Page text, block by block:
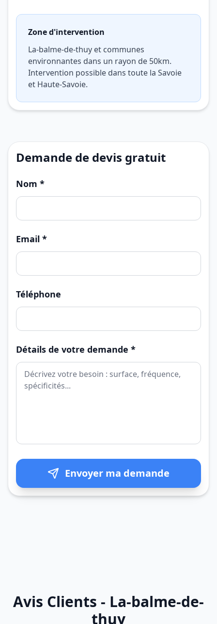
Zone d'intervention
La-balme-de-thuy et communes
environnantes dans un rayon de 50km.
Intervention possible dans toute la Savoie
et Haute-Savoie.
Demande de devis gratuit
Nom *
Email *
Téléphone
Détails de votre demande *
Envoyer ma demande
Avis Clients - La-balme-de-
thuy